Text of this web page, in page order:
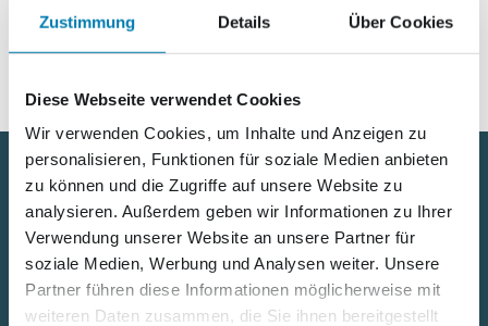
Zustimmung Details Über Cookies
Diese Webseite verwendet Cookies
Wir verwenden Cookies, um Inhalte und Anzeigen zu
personalisieren, Funktionen für soziale Medien anbieten
zu können und die Zugriffe auf unsere Website zu
analysieren. Außerdem geben wir Informationen zu Ihrer
Verwendung unserer Website an unsere Partner für
soziale Medien, Werbung und Analysen weiter. Unsere
Partner führen diese Informationen möglicherweise mit
weiteren Daten zusammen, die Sie ihnen bereitgestellt
Dankeschön dafür!
Nützliche Links
Kontakt
Karriere